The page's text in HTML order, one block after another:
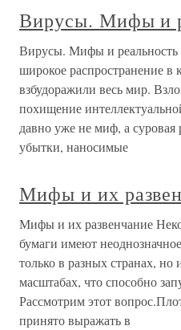
Вирусы. Мифы и
Вирусы. Мифы и
широкое распространение в
взбудоражили весь мир.
похищение
давно уже не миф, а суровая
убытки, наносимые
Мифы и их
Мифы и их развенчание
бумаги имеют
только в разных странах,
масштабах, что способно
Рассмотрим этот
принято выражать в